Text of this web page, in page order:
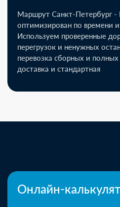
Маршрут Санкт-Петербург -
оптимизирован по времени
Используем проверенные
перегрузок и ненужных
перевозка сборных и полных
доставка и стандартная
Онлайн-